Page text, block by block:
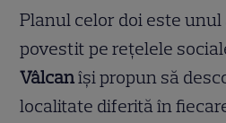
Planul celor doi este
povestit pe rețelele
Vâlcanîși propun să
localitate diferită în